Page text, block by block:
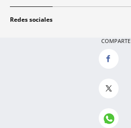
COMPARTE
Redes sociales